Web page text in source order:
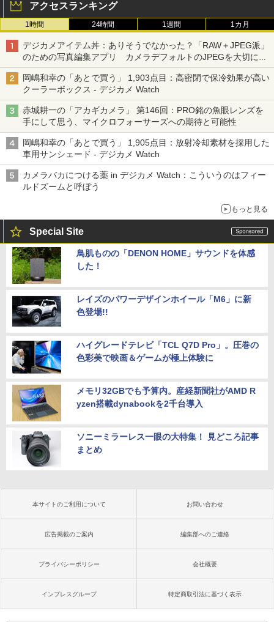
アクセスランキング
1時間 24時間 1週間 1カ月
デジカメアイテム丼：ありそうでなかった？「RAW＋JPEG派」
のための写真編集アプリ カメラデフォルトのJPEGを大切にす
る「Filmator」
岡嶋和幸の「あとで買う」 1,903点目：高密閉で保冷効果が高い
クーラーボックス - デジカメ Watch
赤城耕一の「アカギカメラ」 第146回：PRO銘の魚眼レンズを
手にして思う、マイクロフォーサーズへの期待と可能性
岡嶋和幸の「あとで買う」 1,905点目：放射冷却素材を採用した
車用サンシェード - デジカメ Watch
カメラバカにつける薬 in デジカメ Watch：こういうのはフィー
ルドズームと呼ぼう
もっと見る
Special Site
鳥肌ものの「DENON HOME」サウンドを体感
した！
レイズのパワーデザインホイール「M6」に新
色登場!!
ハイグレードテレビ「TCL Q7D Pro」。圧巻の
色彩美で映画＆ゲームが極上体験に
メモリ32GBでも予算内。産経新聞社がAMD R
yzen搭載dynabookを2千台導入
ソニーミラーレス一眼の大特集！ 見どころ記事
まとめ
本サイトのご利用について お問い合わせ
広告掲載のご案内 編集部へのご連絡
プライバシーポリシー 会社概要
インプレスグループ 特定商取引法に基づく表示